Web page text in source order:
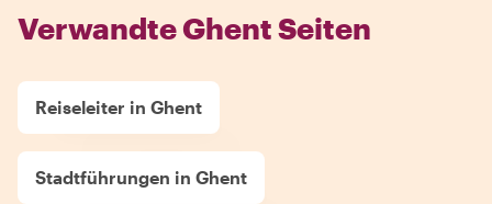
Verwandte Ghent Seiten
Reiseleiter in Ghent
Stadtführungen in Ghent